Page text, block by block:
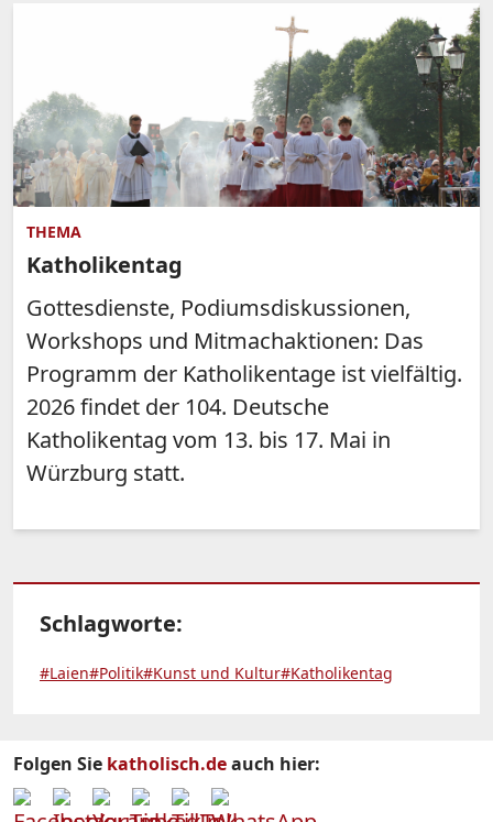
THEMA
Katholikentag
Gottesdienste, Podiumsdiskussionen,
Workshops und Mitmachaktionen: Das
Programm der Katholikentage ist vielfältig.
2026 findet der 104. Deutsche
Katholikentag vom 13. bis 17. Mai in
Würzburg statt.
Schlagworte:
#Laien#Politik#Kunst und Kultur#Katholikentag
Folgen Sie katholisch.deauch hier: